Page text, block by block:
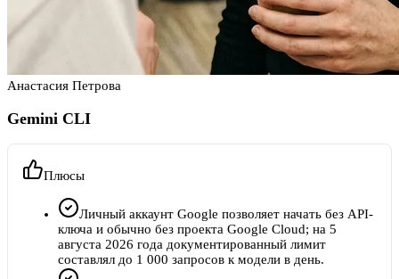
Анастасия Петрова
Gemini CLI
Плюсы
Личный аккаунт Google позволяет начать без API-
ключа и обычно без проекта Google Cloud; на 5
августа 2026 года документированный лимит
составлял до 1 000 запросов к модели в день.